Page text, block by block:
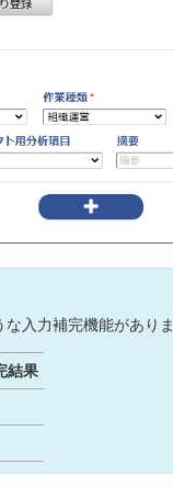
入力補完機能があり
結果